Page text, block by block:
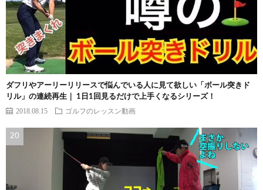
ダフリやアーリーリリースで悩んでいる人に見て欲しい「ボール突きド
リル」の連続再生｜ 1日1回見るだけで上手くなるシリーズ！
2018.08.15 ゴルフのレッスン動画